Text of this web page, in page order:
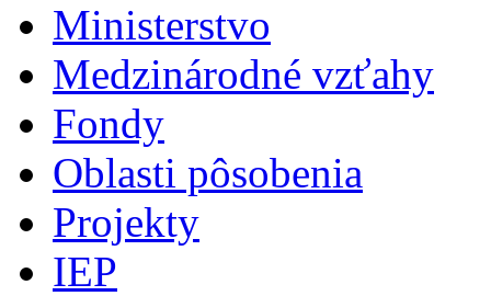
Ministerstvo
Medzinárodné vzťahy
Fondy
Oblasti pôsobenia
Projekty
IEP